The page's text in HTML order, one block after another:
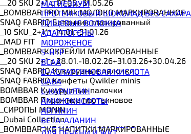
МАГНЕЗИУМ
ПРОТЕИНОВЫЙ ШОКОЛАД БЕЗ САХАРА
ПИЩЕВЫЕ ВОЛОКНА
АДАПТОГЕНЫ
МОРОЖЕНОЕ
5-HTP
BCAA
D-АСПАРГИНОВАЯ КИСЛОТА
GABA
L-КАРНИТИН
АМИНОКИСЛОТЫ
АРГИНИН
БЕТА-АЛАНИН
ВИТАМИНЫ И МИНЕРАЛЫ
__20 SKU 2+1 с 07.05.-31.05.26
_BOMBBAR PRO Milk МОЛОКО МАРКИРОВАННОЕ
SNAQ FABRIQ Батончик глазированный
_10 SKU_2+1**_14.01.-31.01.26
_MAD FIT
_BOMBBAR КОКТЕЙЛИ МАРКИРОВАННЫЕ
__20 SKU 2+1 с 28.01.-18.02.26+31.03.26+30.04.26
SNAQ FABRIQ Кукурузные палочки
SNAQ FABRIQ Конфеты Qwikler minis
BOMBBAR Кукурузные палочки
BOMBBAR Пирожное протеиновое
_CИРОПЫ MONIN
_Dubai Collection
_BOMBBAR ЖБ НАПИТКИ МАРКИРОВАННЫЕ